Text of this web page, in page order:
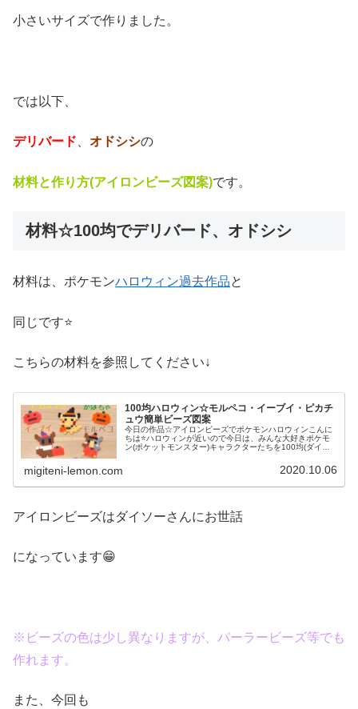
小さいサイズで作りました。
では以下、
デリバード オドシシの
材料と作り方(アイロンビーズ図案)です。
材料☆100均でデリバード、オドシシ
材料は、ポケモンハロウィン過去作品と
同じです⭐
こちらの材料を参照してください↓
100均ハロウィン☆モルペコ・イーブイ・ピカチ
ュウ簡単ビーズ図案
今日の作品☆アイロンビーズでポケモンハロウィンこんに
ちは⭐ハロウィンが近いので今日は、みんな大好きポケモ
ン(ポケットモンスター)キャラクターたちを100均(ダイソ
migiteni-lemon.com 2020.10.06
アイロンビーズはダイソーさんにお世話
になっています😁
※ビーズの色は少し異なりますが、パーラービーズ等でも
作れます。
また、今回も